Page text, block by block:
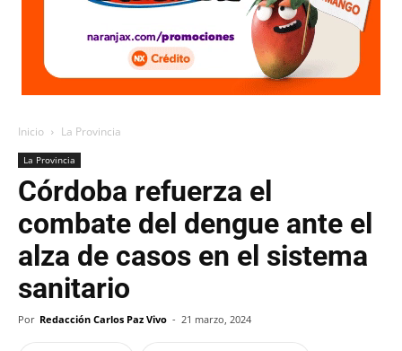
Inicio La Provincia
La Provincia
Córdoba refuerza el
combate del dengue ante el
alza de casos en el sistema
sanitario
Por Redacción Carlos Paz Vivo - 21 marzo, 2024